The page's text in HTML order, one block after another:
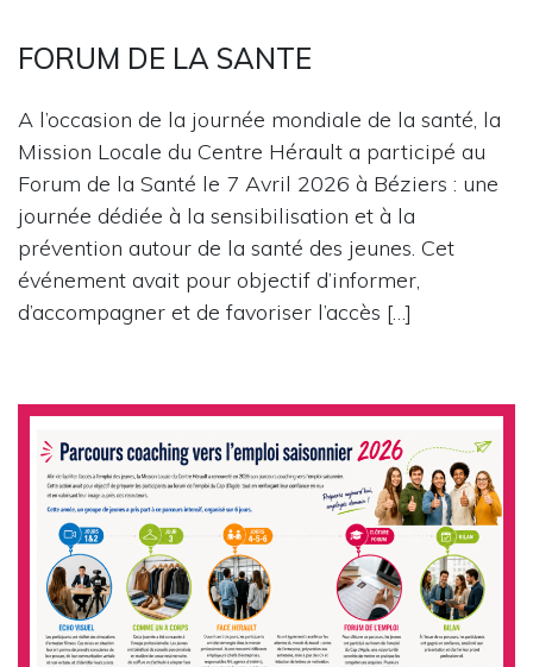
FORUM DE LA SANTE
A l’occasion de la journée mondiale de la santé, la
Mission Locale du Centre Hérault a participé au
Forum de la Santé le 7 Avril 2026 à Béziers : une
journée dédiée à la sensibilisation et à la
prévention autour de la santé des jeunes. Cet
événement avait pour objectif d’informer,
d’accompagner et de favoriser l’accès […]